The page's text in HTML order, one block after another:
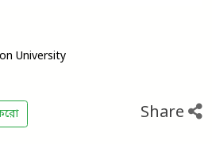
University
Share